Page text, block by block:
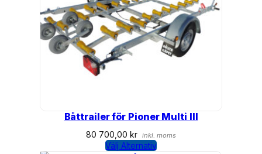
Båttrailer för Pioner Multi III
80 700,00 kr inkl. moms
Välj Alternativ